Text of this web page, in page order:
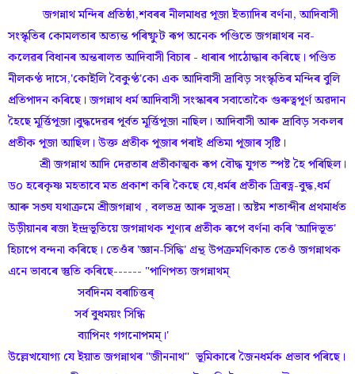
জগন্নাথ মন্দিৰ প্ৰতিষ্ঠা,শবৰৰ নীলমাধৱ পূজা ইত্যাদিৰ বৰ্ণনা, আদিবাসী
সংস্কৃতিৰ কোমলতাৰ অত্যন্ত পৰিষ্ফুট ৰূপ অনেক পণ্ডিতে জগন্নাথৰ নব-
কলেৱৰ বিধানৰ অন্তৰালত আদিবাসী বিচাৰ - ধাৰাৰ পাঠোদ্ধাৰ কৰিছে। পণ্ডিত
নীলকণ্ঠ দাসে,'কোইলি বৈকুণ্ঠ'কো এক আদিবাসী দ্ৰাবিড় সংস্কৃতিৰ মন্দিৰ বুলি
প্ৰতিপাদন কৰিছে। জগন্নাথ ধৰ্ম আদিবাসী সংস্কাৰৰ সবাতোকৈ গুৰুত্বপূৰ্ণ অৱদান
হৈছে মূৰ্ত্তিপূজা।বুদ্ধদেৱৰ পূৰ্বত মূৰ্ত্তিপূজা নাছিল। আদিবাসী আৰু দ্ৰাবিড় সকলৰ
প্ৰতীক পূজা আছিল। উক্ত প্ৰতীক পূজাৰ পৰাই প্ৰতিমা পূজাৰ সৃষ্টি।
শ্ৰী জগন্নাথ আদি দেৱতাৰ প্ৰতীকাত্মক ৰূপ বৌদ্ধ যুগত স্পষ্ট হৈ পৰিছিল।
ড০ হৰেকৃষ্ণ মহতাবে মত প্ৰকাশ কৰি কৈছে যে,ধৰ্মৰ প্ৰতীক ত্ৰিৰত্ন-বুদ্ধ,ধৰ্ম
আৰু সঙ্ঘ যথাক্ৰমে শ্ৰীজগন্নাথ , বলভদ্ৰ আৰু সুভদ্ৰা। অষ্টম শতাব্দীৰ প্ৰথমাৰ্ধত
উড়ীয়ানৰ ৰজা ইন্দ্ৰভূতিয়ে জগন্নাথক শূণ্যৰ প্ৰতীক ৰূপে বৰ্ণনা কৰি 'আদিভূত'
হিচাপে বন্দনা কৰিছে। তেওঁৰ 'জ্ঞান-সিদ্ধি' গ্ৰন্থ উপক্ৰমণিকাত তেওঁ জগন্নাথক
এনে ভাবৰে স্তুতি কৰিছে------ "পাণিপত্য জগন্নাথম্
সৰ্বদিনম বৰাচিত্তৰ্
সৰ্ব বুধময়ং সিন্ধি
ব্যাপিনং গগনোপমম্।'
উল্লেখযোগ্য যে ইয়াত জগন্নাথৰ "জীননাথ" ভূমিকাৰে জৈনধৰ্মক প্ৰভাব পৰিছে।